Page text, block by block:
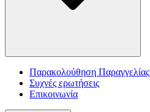
Παρακολούθηση Παραγγελίας
Συχνές ερωτήσεις
Επικοινωνία